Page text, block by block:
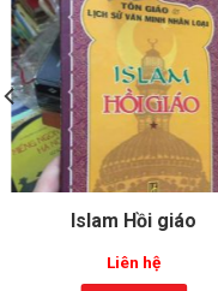
Islam Hồi giáo
Liên hệ